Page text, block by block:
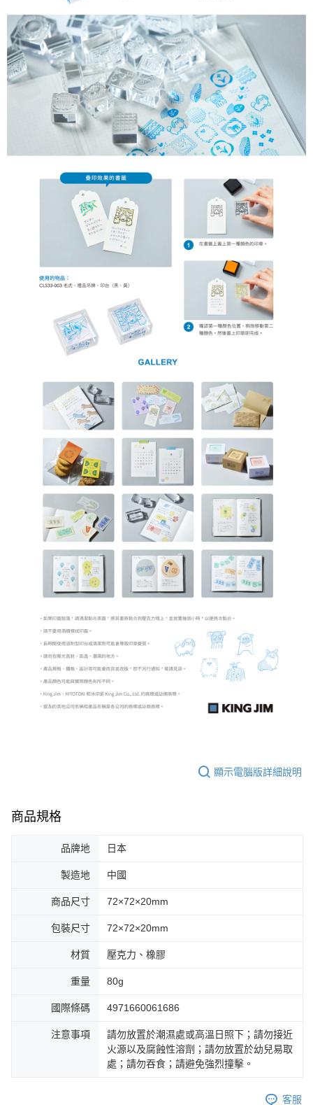
顯示電腦版詳細說明
商品規格
品牌地 日本
製造地 中國
商品尺寸 72×72×20mm
包裝尺寸 72×72×20mm
材質 壓克力、橡膠
重量 80g
國際條碼 4971660061686
注意事項
請勿放置於潮濕處或高溫日照下；請勿接近
火源以及腐蝕性溶劑；請勿放置於幼兒易取
處；請勿吞食；請避免強烈撞擊。
客服